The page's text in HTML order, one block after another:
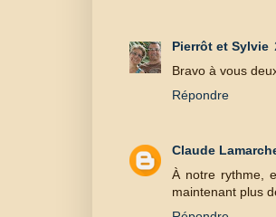
Pierrôt et Sylvie
Bravo à vous
Répondre
Claude
À notre rythme,
maintenant plus